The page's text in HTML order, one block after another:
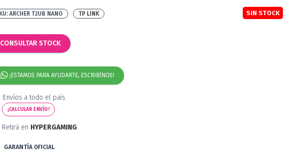
ARCHER T2UB NANO SIN STOCK
TP LINK
CONSULTAR STOCK
¡ESTAMOS PARA AYUDARTE, ESCRIBÍNOS!
Envíos a todo el país
¡CALCULAR ENVÍO!
Retirá en HYPERGAMING.
GARANTÍA OFICIAL